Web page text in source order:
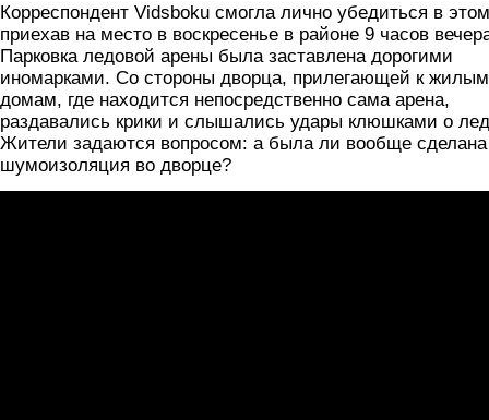
Корреспондент Vidsboku смогла лично убедиться в
приехав на место в воскресенье в районе 9 часов
Парковка ледовой арены была заставлена дорогими
иномарками. Со стороны дворца, прилегающей к жилым
домам, где находится непосредственно сама арена,
раздавались крики и слышались удары клюшками о
Жители задаются вопросом: а была ли вообще сделана
шумоизоляция во дворце?